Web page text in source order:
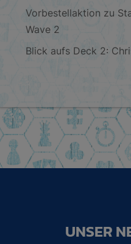
Vorbestellaktion zu
Wave 2
Blick aufs Deck 2:
UNSER